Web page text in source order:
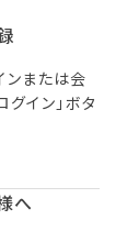
または会
イン」ボタ
へ